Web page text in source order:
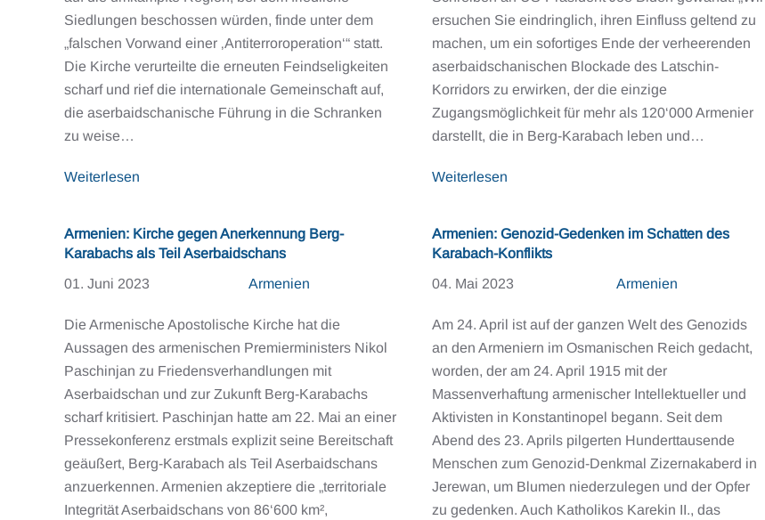
Siedlungen beschossen würden, finde unter dem
„falschen Vorwand einer ‚Antiterroroperation‘“ statt.
Die Kirche verurteilte die erneuten Feindseligkeiten
scharf und rief die internationale Gemeinschaft auf,
die aserbaidschanische Führung in die Schranken
zu weise…
Weiterlesen
ersuchen Sie eindringlich, ihren Einfluss geltend zu
machen, um ein sofortiges Ende der verheerenden
aserbaidschanischen Blockade des Latschin-
Korridors zu erwirken, der die einzige
Zugangsmöglichkeit für mehr als 120‘000 Armenier
darstellt, die in Berg-Karabach leben und…
Weiterlesen
Armenien: Kirche gegen Anerkennung Berg-
Karabachs als Teil Aserbaidschans
01. Juni 2023
Armenien
Die Armenische Apostolische Kirche hat die
Aussagen des armenischen Premierministers Nikol
Paschinjan zu Friedensverhandlungen mit
Aserbaidschan und zur Zukunft Berg-Karabachs
scharf kritisiert. Paschinjan hatte am 22. Mai an einer
Pressekonferenz erstmals explizit seine Bereitschaft
geäußert, Berg-Karabach als Teil Aserbaidschans
anzuerkennen. Armenien akzeptiere die „territoriale
Integrität Aserbaidschans von 86‘600 km²,
Armenien: Genozid-Gedenken im Schatten des
Karabach-Konflikts
04. Mai 2023
Armenien
Am 24. April ist auf der ganzen Welt des Genozids
an den Armeniern im Osmanischen Reich gedacht,
worden, der am 24. April 1915 mit der
Massenverhaftung armenischer Intellektueller und
Aktivisten in Konstantinopel begann. Seit dem
Abend des 23. Aprils pilgerten Hunderttausende
Menschen zum Genozid-Denkmal Zizernakaberd in
Jerewan, um Blumen niederzulegen und der Opfer
zu gedenken. Auch Katholikos Karekin II., das